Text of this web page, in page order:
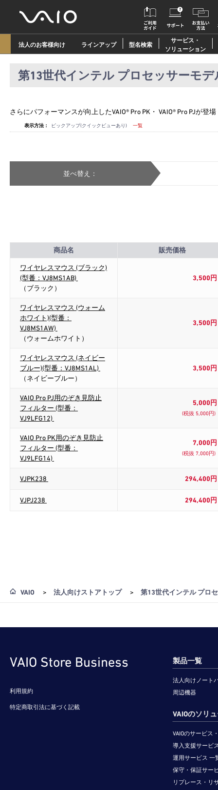
法人のお客様向け ラインアップ 型名検索
サービス・
ソリューション
第13世代インテル プロセッサーモデ
さらにパフォーマンスが向上したVAIO® Pro PK・ VAIO® Pro PJが登場
表示方法： ピックアップ(クイックビューあり) 一覧
並べ替え：
商品名 販売価格
ワイヤレスマウス (ブラック)
(型番：VJ8MS1AB)
（ブラック）
3,500円
ワイヤレスマウス (ウォーム
ホワイト)(型番：
VJ8MS1AW)
（ウォームホワイト）
3,500円
ワイヤレスマウス (ネイビー
ブルー)(型番：VJ8MS1AL)
（ネイビーブルー）
3,500円
VAIO Pro PJ用のぞき見防止
フィルター (型番：
VJ9LFG12)
5,000円
(税抜 5,000円)
VAIO Pro PK用のぞき見防止
フィルター (型番：
VJ9LFG14)
7,000円
(税抜 7,000円)
VJPK238 294,400円
VJPJ238 294,400円
VAIO > 法人向けストアトップ > 第13世代インテル プロ
VAIO Store Business
利用規約
特定商取引法に基づく記載
製品一覧
法人向けノート
周辺機器
VAIOのソリ
VAIOのサービス
導入支援サービ
運用サービス 一
保守・保証サー
リプレース・リ